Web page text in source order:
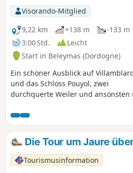
Visorando-Mitglied
9,22 km
+138 m
-133 m
3:00 Std.
Leicht
Start in Beleymas (Dordogne)
Ein schöner Ausblick auf
und das Schloss Pouyol, zwei
durchquerte Weiler und ansonsten
viele Wege. Manchmal etwas
Die Tour um Jaure
Tourismusinformation